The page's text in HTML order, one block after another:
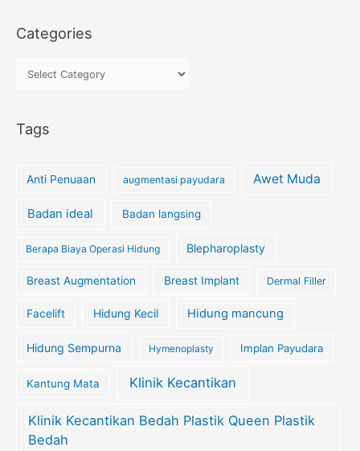
Categories
Tags
Anti Penuaan augmentasi payudara Awet Muda
Badan ideal Badan langsing
Berapa Biaya Operasi Hidung Blepharoplasty
Breast Augmentation Breast Implant Dermal Filler
Facelift Hidung Kecil Hidung mancung
Hidung Sempurna Hymenoplasty Implan Payudara
Kantung Mata Klinik Kecantikan
Klinik Kecantikan Bedah Plastik Queen Plastik
Bedah